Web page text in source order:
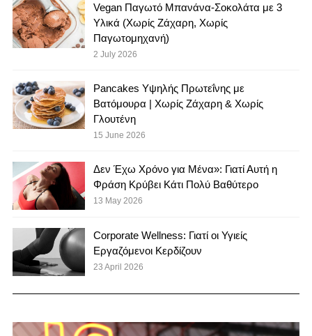
Vegan Παγωτό Μπανάνα-Σοκολάτα με 3
Υλικά (Χωρίς Ζάχαρη, Χωρίς
Παγωτομηχανή)
2 July 2026
Pancakes Υψηλής Πρωτεΐνης με
Βατόμουρα | Χωρίς Ζάχαρη & Χωρίς
Γλουτένη
15 June 2026
Δεν Έχω Χρόνο για Μένα»: Γιατί Αυτή η
Φράση Κρύβει Κάτι Πολύ Βαθύτερο
13 May 2026
Corporate Wellness: Γιατί οι Υγιείς
Εργαζόμενοι Κερδίζουν
23 April 2026